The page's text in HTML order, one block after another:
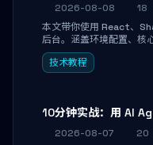
2026-08-08
18
本文带你使用 React、
后台。涵盖环境配置、核
踩坑指南。学完即可独立
制，满足企业级开发需求。
技术教程
10分钟实战：用 AI
2026-08-07
20